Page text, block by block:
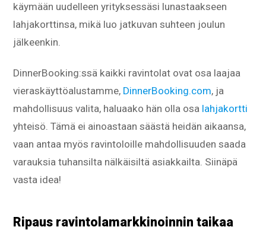
käymään uudelleen yrityksessäsi lunastaakseen
lahjakorttinsa, mikä luo jatkuvan suhteen joulun
jälkeenkin.
DinnerBooking:ssä kaikki ravintolat ovat osa laajaa
vieraskäyttöalustamme, DinnerBooking.com, ja
mahdollisuus valita, haluaako hän olla osa lahjakortti
yhteisö. Tämä ei ainoastaan säästä heidän aikaansa,
vaan antaa myös ravintoloille mahdollisuuden saada
varauksia tuhansilta nälkäisiltä asiakkailta. Siinäpä
vasta idea!
Ripaus ravintolamarkkinoinnin taikaa